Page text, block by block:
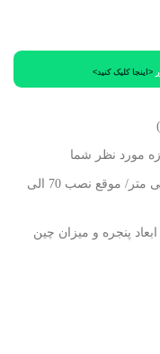
<اینجا کلیک کنید>
مورد نظر شما
145 سانتی متر/ موقع نصب 70 الی
پنجره و میزان چین